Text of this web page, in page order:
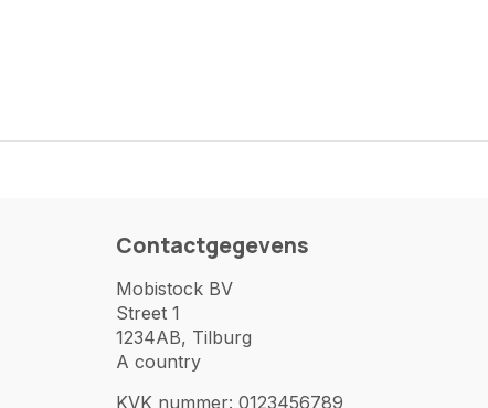
Contactgegevens
Mobistock BV
Street 1
1234AB, Tilburg
A country
KVK nummer: 0123456789